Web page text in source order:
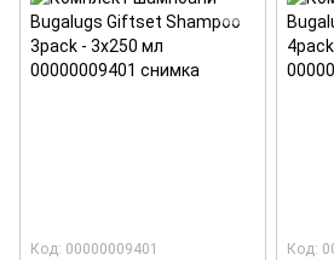
Код: 00000009401 Код: